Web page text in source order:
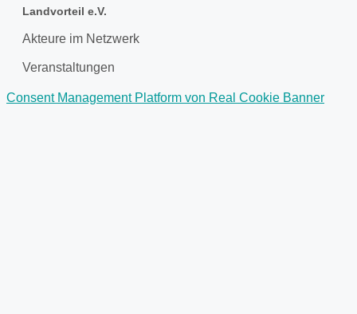
Landvorteil e.V.
Akteure im Netzwerk
Veranstaltungen
Consent Management Platform von Real Cookie Banner